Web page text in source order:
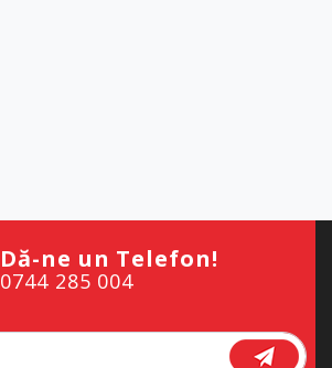
Dă-ne un Telefon!
0744 285 004